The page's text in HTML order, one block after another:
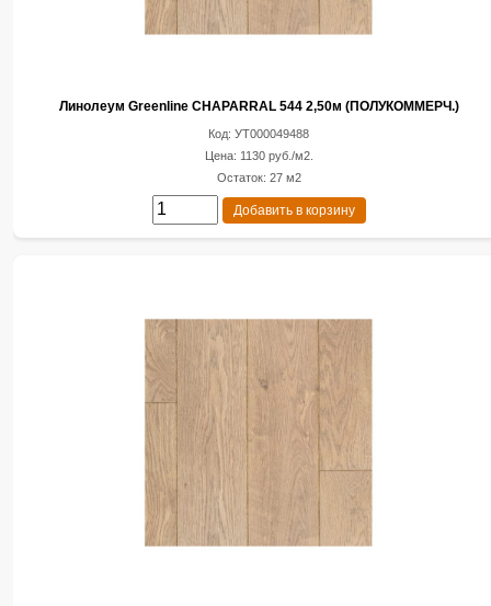
Линолеум Greenline CHAPARRAL 544 2,50м (ПОЛУКОММЕРЧ.)
Код: УТ000049488
Цена: 1130 руб./м2.
Остаток: 27 м2
Добавить в корзину